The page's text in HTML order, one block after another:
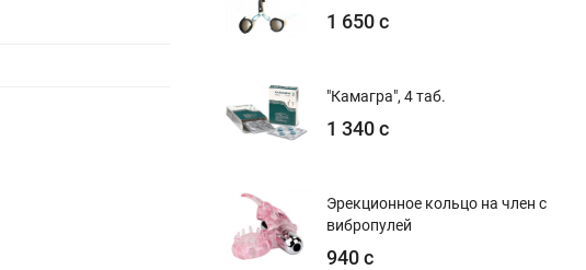
1 650 с
"Камагра", 4 таб.
1 340 с
Эрекционное кольцо на член с
вибропулей
940 с